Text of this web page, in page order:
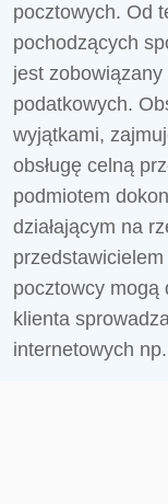
pocztowych. Od
pochodzących
jest zobowiązany
podatkowych.
wyjątkami,
obsługę celną
podmiotem
działającym na
pocztowcy mogą
klienta
internetowych